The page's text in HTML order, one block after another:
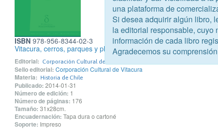
ISBN 978-956-8344-02-3
Vitacura, cerros, parques y plazas
Editorial: Corporación Cultural de Vitacura
Sello editorial: Corporación Cultural de Vitacura
Materia: Historia de Chile
Publicado: 2014-01-31
Número de edición: 1
Número de páginas: 176
Tamaño: 31x28cm.
Encuadernación: Tapa dura o cartoné
Soporte: Impreso
una plataforma de
Si desea adquirir algún libro,
la editorial responsable, cuyo
información de cada libro
Agradecemos su